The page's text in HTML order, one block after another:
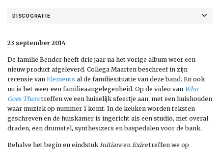
DISCOGRAFIE
23 september 2014
De familie Bender heeft drie jaar na het vorige album weer een
nieuw product afgeleverd. Collega Maarten beschreef in zijn
recensie van Elements al de familiesituatie van deze band. En ook
nu is het weer een familieaangelegenheid. Op de video van Who
Goes Theretreffen we een huiselijk sfeertje aan, met een huishouden
waar muziek op nummer 1 komt. In de keuken worden teksten
geschreven en de huiskamer is ingericht als een studio, met overal
draden, een drumstel, synthesizers en baspedalen voor de bank.
Behalve het begin en eindstuk Initiareen Exiretreffen we op